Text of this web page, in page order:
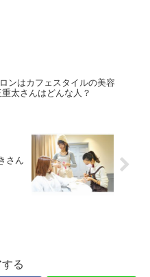
ロンはカフェスタイルの美容
太さんはどんな人？
さん
る